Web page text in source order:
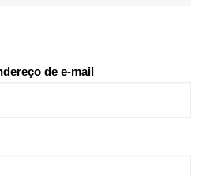
de e-mail